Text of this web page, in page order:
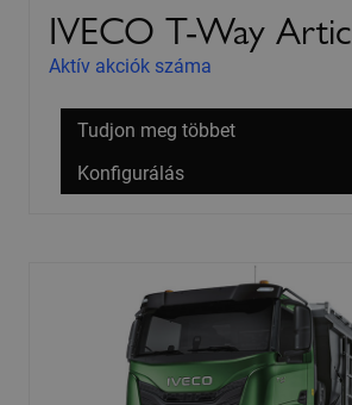
IVECO T-Way Artic
Aktív akciók száma
Tudjon meg többet
Konfigurálás